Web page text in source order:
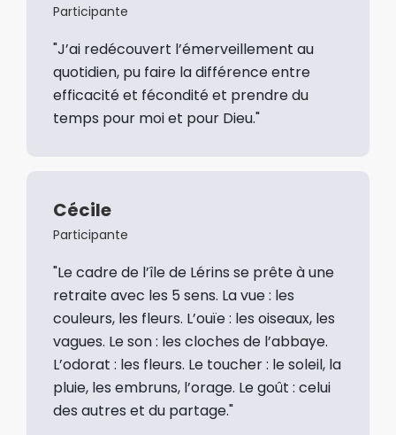
Participante
"J’ai redécouvert l’émerveillement au
quotidien, pu faire la différence entre
efficacité et fécondité et prendre du
temps pour moi et pour Dieu."
Cécile
Participante
"Le cadre de l’île de Lérins se prête à une
retraite avec les 5 sens. La vue : les
couleurs, les fleurs. L’ouïe : les oiseaux, les
vagues. Le son : les cloches de l’abbaye.
L’odorat : les fleurs. Le toucher : le soleil, la
pluie, les embruns, l’orage. Le goût : celui
des autres et du partage."